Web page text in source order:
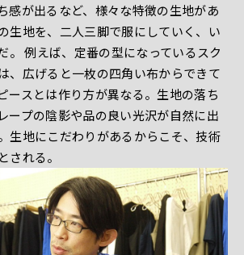
感が出るなど、様々な特徴の生地があ
生地を、二人三脚で服にしていく、い
。 例えば、定番の型になっているスク
、広げると一枚の四角い布からできて
ースとは作り方が異なる。生地の落ち
ープの陰影や品の良い光沢が自然に出
生地にこだわりがあるからこそ、技術
される。